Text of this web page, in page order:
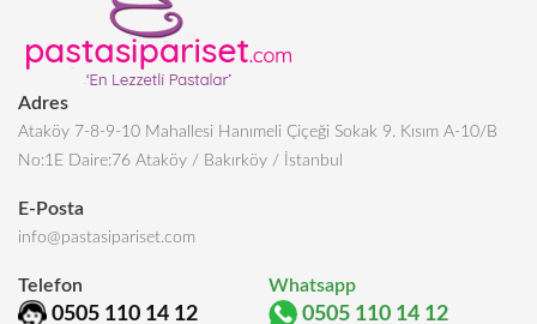
Adres
Ataköy 7-8-9-10 Mahallesi Hanımeli Çiçeği Sokak 9. Kısım A-10/B
No:1E Daire:76 Ataköy / Bakırköy / İstanbul
E-Posta
info@pastasipariset.com
Telefon
0505 110 14 12
Whatsapp
0505 110 14 12